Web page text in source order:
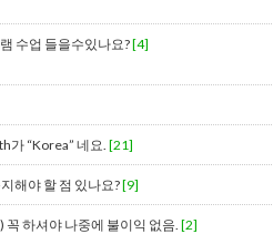
수업 들을수있나요?[4]
가 “Korea” 네요.[21]
해야 할 점 있나요?[9]
꼭 하셔야 나중에 불이익 없음.[2]